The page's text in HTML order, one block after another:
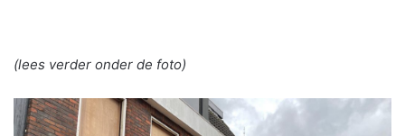
(lees verder onder de foto)